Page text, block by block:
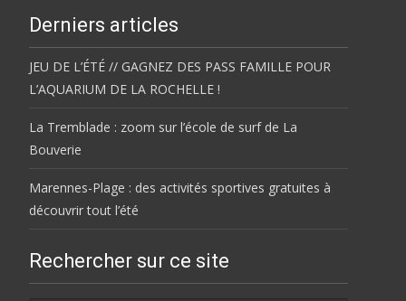
Derniers articles
JEU DE L’ÉTÉ // GAGNEZ DES PASS FAMILLE POUR
L’AQUARIUM DE LA ROCHELLE !
La Tremblade : zoom sur l’école de surf de La
Bouverie
Marennes-Plage : des activités sportives gratuites à
découvrir tout l’été
Rechercher sur ce site